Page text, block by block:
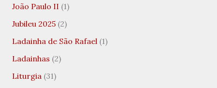
João Paulo II (1)
Jubileu 2025(2)
Ladainha de São Rafael(1)
Ladainhas (2)
Liturgia(31)